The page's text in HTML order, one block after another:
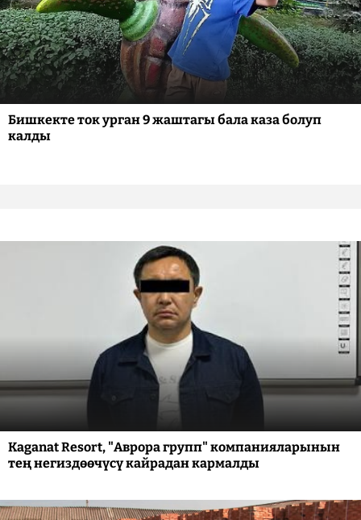
Бишкекте ток урган 9 жаштагы бала каза болуп
калды
Kaganat Resort, "Аврора групп" компанияларынын
тең негиздөөчүсү кайрадан кармалды